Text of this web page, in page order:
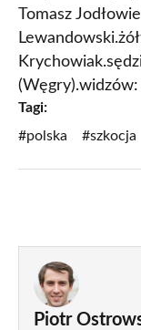
Tomasz
Tagi:
#polska
#szkocja
Piotr